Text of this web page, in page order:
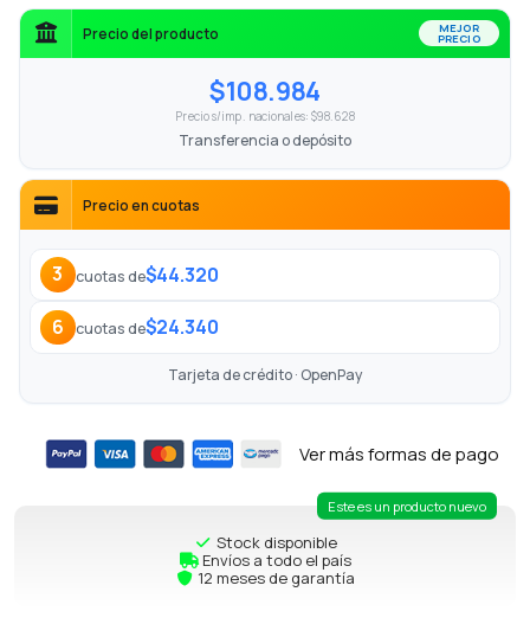
Precio del producto MEJOR
PRECIO
$108.984
Precio s/imp. nacionales: $98.628
Transferencia o depósito
Precio en cuotas
3 cuotas de$44.320
6 cuotas de$24.340
Tarjeta de crédito · OpenPay
Ver más formas de pago
Este es un producto nuevo
Stock disponible
Envíos a todo el país
12 meses de garantía